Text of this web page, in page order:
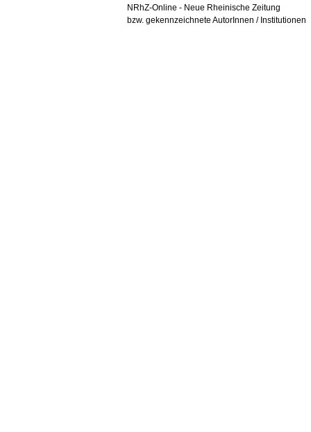
NRhZ-Online - Neue Rheinische Zeitung
bzw. gekennzeichnete AutorInnen / Institutionen